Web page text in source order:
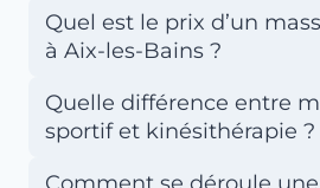
Quel est le prix d’un
à Aix-les-Bains ?
Quelle différence entre
sportif et kinésithérapie ?